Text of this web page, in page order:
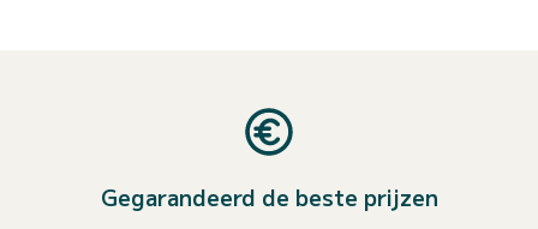
Gegarandeerd de beste prijzen